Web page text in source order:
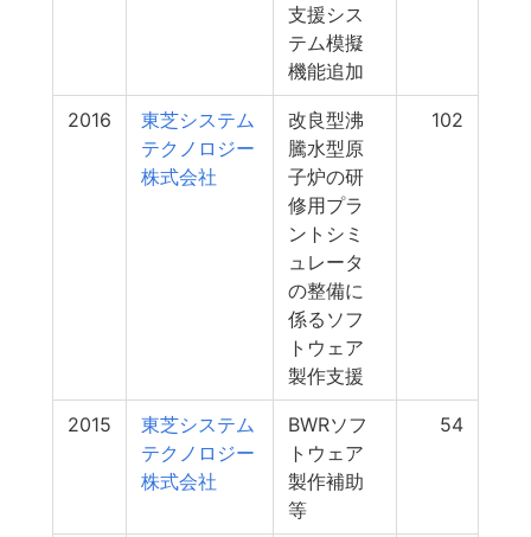
支援シス
テム模擬
機能追加
2016
東芝システム
テクノロジー
株式会社
改良型沸
騰水型原
子炉の研
修用プラ
ントシミ
ュレータ
の整備に
係るソフ
トウェア
製作支援
102
2015
東芝システム
テクノロジー
株式会社
BWRソフ
トウェア
製作補助
等
54